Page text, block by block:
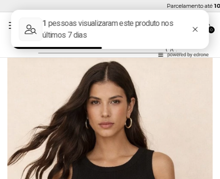
Parcelamento até10x
0